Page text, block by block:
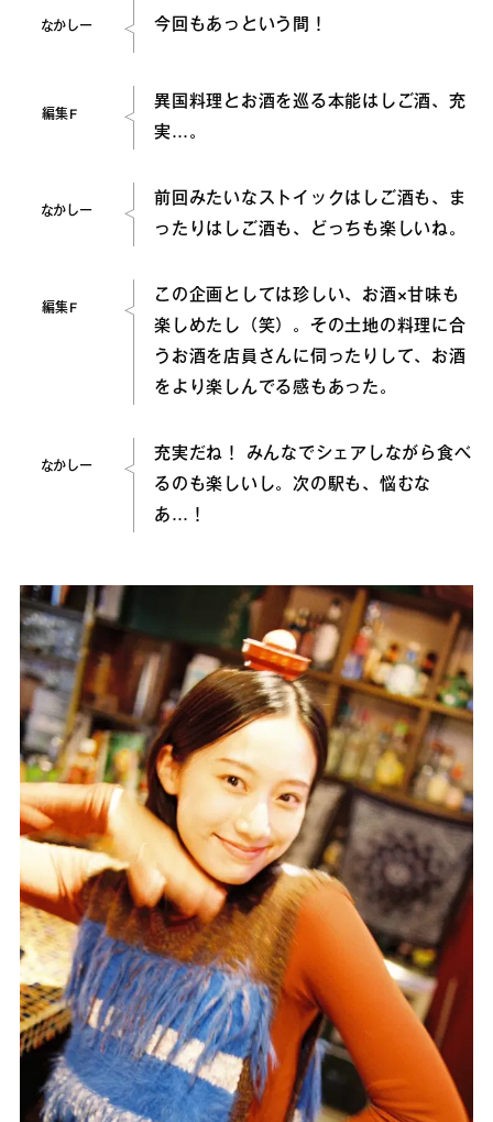
なかしー 今回もあっという間！
編集F
異国料理とお酒を巡る本能はしご酒、充
実…。
なかしー
前回みたいなストイックはしご酒も、ま
ったりはしご酒も、どっちも楽しいね。
編集F
この企画としては珍しい、お酒×甘味も
楽しめたし（笑）。その土地の料理に合
うお酒を店員さんに伺ったりして、お酒
をより楽しんでる感もあった。
なかしー
充実だね！ みんなでシェアしながら食べ
るのも楽しいし。次の駅も、悩むな
あ…！